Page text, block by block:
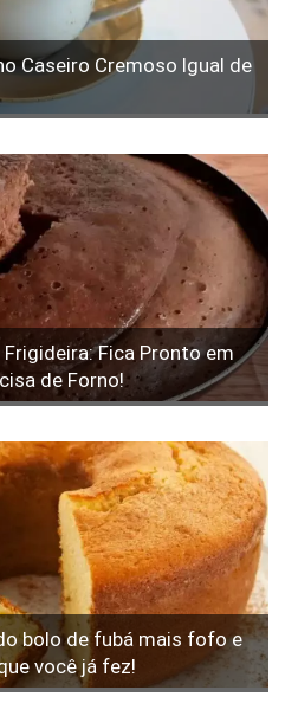
Caseiro Cremoso Igual de
Fica Pronto em
de Forno!
bolo de fubá mais fofo e
você já fez!